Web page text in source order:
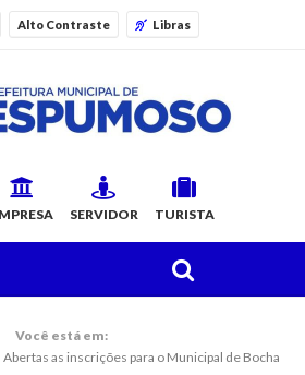
Alto Contraste Libras
SERVIDOR TURISTA
Você está em:
Abertas as inscrições para o Municipal de Bocha